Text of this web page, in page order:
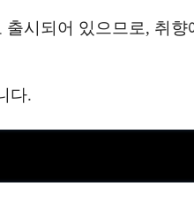
시되어 있으므로, 취향
다.